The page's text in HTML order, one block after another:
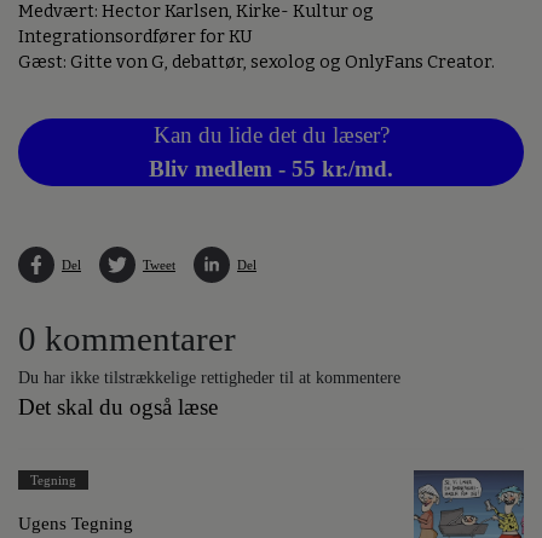
Medvært: Hector Karlsen, Kirke- Kultur og
Integrationsordfører for KU
Gæst: Gitte von G, debattør, sexolog og OnlyFans Creator.
Kan du lide det du læser?
Bliv medlem - 55 kr./md.
Del Tweet Del
0 kommentarer
Du har ikke tilstrækkelige rettigheder til at kommentere
Det skal du også læse
Tegning
Ugens Tegning